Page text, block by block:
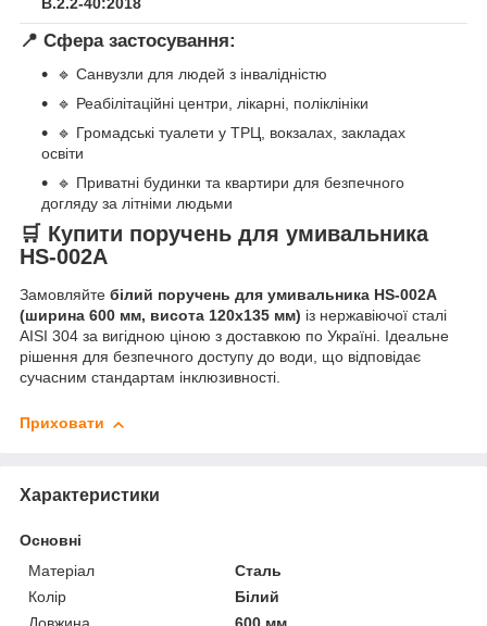
📍 Сфера застосування:
🔹 Санвузли для людей з інвалідністю
🔹 Реабілітаційні центри, лікарні, поліклініки
🔹 Громадські туалети у ТРЦ, вокзалах, закладах
освіти
🔹 Приватні будинки та квартири для безпечного
догляду за літніми людьми
🛒 Купити поручень для умивальника
HS-002A
Замовляйте білий поручень для умивальника HS-002A
(ширина 600 мм, висота 120х135 мм) із нержавіючої сталі
AISI 304 за вигідною ціною з доставкою по Україні. Ідеальне
рішення для безпечного доступу до води, що відповідає
сучасним стандартам інклюзивності.
Приховати
Характеристики
Основні
Матеріал
Сталь
Колір
Білий
Довжина
600 мм